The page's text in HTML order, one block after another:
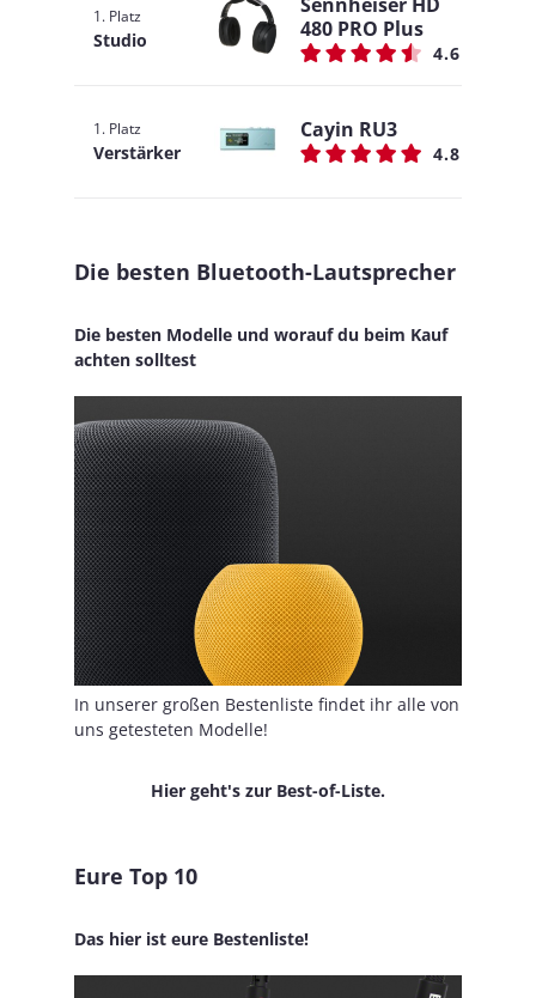
1. Platz
Studio
480 PRO Plus
4.6
1. Platz
Verstärker
Cayin RU3
4.8
Die besten Bluetooth-Lautsprecher
Die besten Modelle und worauf du beim Kauf
achten solltest
In unserer großen Bestenliste findet ihr alle von
uns getesteten Modelle!
Hier geht's zur Best-of-Liste.
Eure Top 10
Das hier ist eure Bestenliste!